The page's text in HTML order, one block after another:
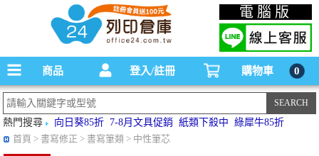
碳粉匣，墨水匣,原廠碳粉匣，副廠碳粉匣，環保碳粉匣,連續供墨印表機-office24列印
倉庫線上購物手機版
電腦版
商品 登入/註冊 購物車 0
熱門搜尋 向日葵85折 7-8月文具促銷 紙類下殺中
綠犀牛85折
首頁 > 書寫修正 > 書寫筆類 > 中性筆芯